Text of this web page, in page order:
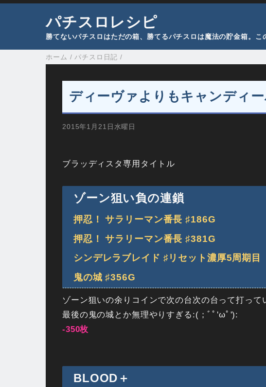
パチスロレシピ
勝てないパチスロはただの箱、勝てるパチスロは魔法の貯金箱。こ
ホーム / パチスロ日記 /
ディーヴァよりもキャンディ
2015年1月21日水曜日
ブラッディスタ専用タイトル
ゾーン狙い負の連鎖
押忍！ サラリーマン番長 ♯186G
押忍！ サラリーマン番長 ♯381G
シンデレラブレイド ♯リセット濃厚5周期目
鬼の城 ♯356G
ゾーン狙いの余りコインで次の台次の台って打っ
最後の鬼の城とか無理やりすぎる:(；ﾞﾟ'ωﾟ'):
-350枚
BLOOD＋